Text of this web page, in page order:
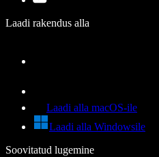
Laadi rakendus alla
Laadi alla macOS-ile
Laadi alla Windowsile
Soovitatud lugemine